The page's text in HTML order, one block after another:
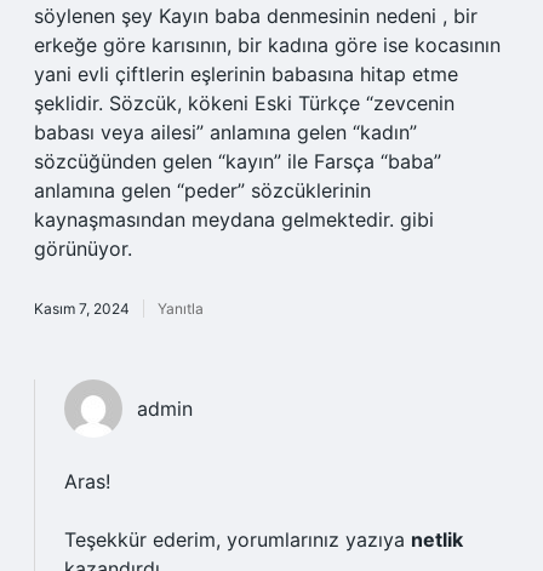
söylenen şey Kayın baba denmesinin nedeni , bir
erkeğe göre karısının, bir kadına göre ise kocasının
yani evli çiftlerin eşlerinin babasına hitap etme
şeklidir. Sözcük, kökeni Eski Türkçe “zevcenin
babası veya ailesi” anlamına gelen “kadın”
sözcüğünden gelen “kayın” ile Farsça “baba”
anlamına gelen “peder” sözcüklerinin
kaynaşmasından meydana gelmektedir. gibi
görünüyor.
Kasım 7, 2024 Yanıtla
admin
Aras!
Teşekkür ederim, yorumlarınız yazıya netlik